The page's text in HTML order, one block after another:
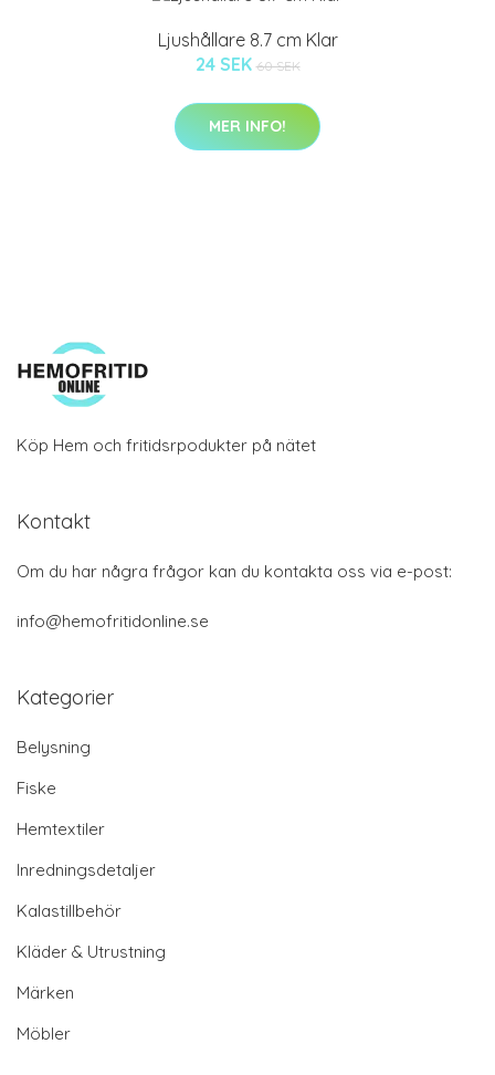
Ljushållare 8.7 cm Klar
24 SEK 60 SEK
MER INFO!
Köp Hem och fritidsrpodukter på nätet
Kontakt
Om du har några frågor kan du kontakta oss via e-post:
info@hemofritidonline.se
Kategorier
Belysning
Fiske
Hemtextiler
Inredningsdetaljer
Kalastillbehör
Kläder & Utrustning
Märken
Möbler